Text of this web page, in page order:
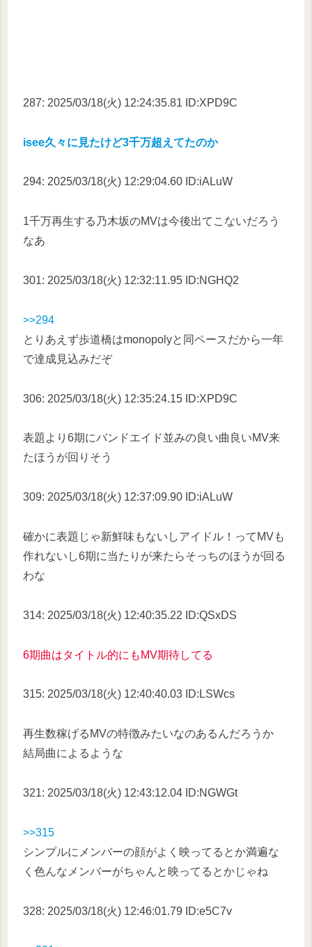
287: 2025/03/18(火) 12:24:35.81 ID:XPD9C
isee久々に見たけど3千万超えてたのか
294: 2025/03/18(火) 12:29:04.60 ID:iALuW
1千万再生する乃木坂のMVは今後出てこないだろう
なあ
301: 2025/03/18(火) 12:32:11.95 ID:NGHQ2
>>294
とりあえず歩道橋はmonopolyと同ペースだから一年
で達成見込みだぞ
306: 2025/03/18(火) 12:35:24.15 ID:XPD9C
表題より6期にバンドエイド並みの良い曲良いMV来
たほうが回りそう
309: 2025/03/18(火) 12:37:09.90 ID:iALuW
確かに表題じゃ新鮮味もないしアイドル！ってMVも
作れないし6期に当たりが来たらそっちのほうが回る
わな
314: 2025/03/18(火) 12:40:35.22 ID:QSxDS
6期曲はタイトル的にもMV期待してる
315: 2025/03/18(火) 12:40:40.03 ID:LSWcs
再生数稼げるMVの特徴みたいなのあるんだろうか
結局曲によるような
321: 2025/03/18(火) 12:43:12.04 ID:NGWGt
>>315
シンプルにメンバーの顔がよく映ってるとか満遍な
く色んなメンバーがちゃんと映ってるとかじゃね
328: 2025/03/18(火) 12:46:01.79 ID:e5C7v